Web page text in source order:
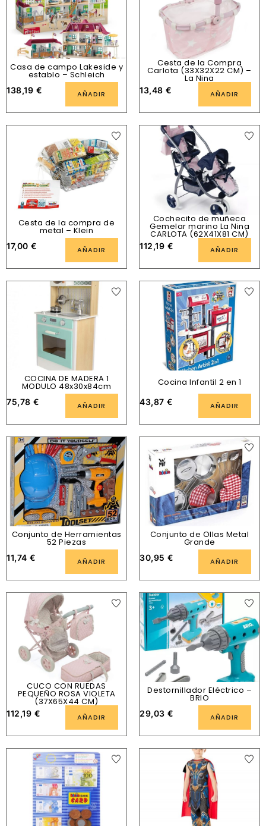
Casa de campo Lakeside y
establo – Schleich
138,19 € AÑADIR
Cesta de la Compra
Carlota (33X32X22 CM) –
La Nina
13,48 € AÑADIR
Cesta de la compra de
metal – Klein
17,00 € AÑADIR
Cochecito de muñeca
Gemelar marino La Nina
CARLOTA (62X41X81 CM)
112,19 € AÑADIR
COCINA DE MADERA 1
MODULO 48x30x84cm
75,78 € AÑADIR
Cocina Infantil 2 en 1
43,87 € AÑADIR
Conjunto de Herramientas
52 Piezas
11,74 € AÑADIR
Conjunto de Ollas Metal
Grande
30,95 € AÑADIR
CUCO CON RUEDAS
PEQUEÑO ROSA VIOLETA
(37X65X44 CM)
112,19 € AÑADIR
Destornillador Eléctrico –
BRIO
29,03 € AÑADIR